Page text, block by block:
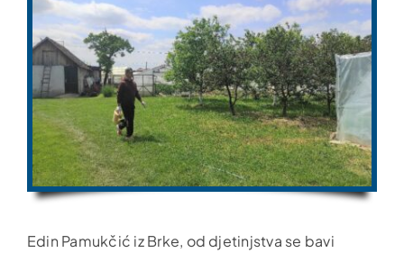
Edin Pamukčić iz Brke, od djetinjstva se bavi